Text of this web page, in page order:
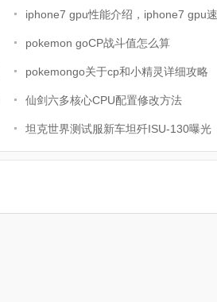
法
iphone7 gpu性能介绍，iphone7 gpu速
度提升了多少？
pokemon goCP战斗值怎么算
pokemon goCP战斗值算法公式
pokemongo关于cp和小精灵详细攻略
仙剑六多核心CPU配置修改方法
坦克世界测试服新车坦歼ISU-130曝光